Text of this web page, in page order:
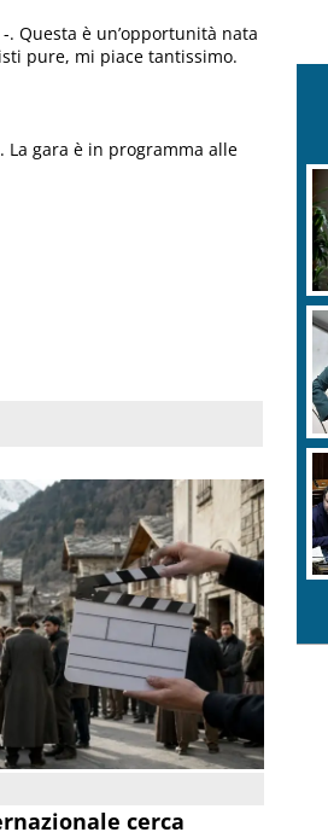
-. Questa è un’opportunità nata
pure, mi piace tantissimo.
gara è in programma alle
cerca